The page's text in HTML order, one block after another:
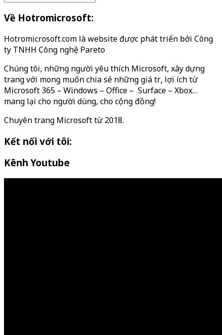
Về Hotromicrosoft:
Hotromicrosoft.com là website được phát triển bởi Công
ty TNHH Công nghệ Pareto
Chúng tôi, những người yêu thích Microsoft, xây dựng
trang với mong muốn chia sẻ những giá trị, lợi ích từ
Microsoft 365 – Windows – Office – Surface – Xbox…
mang lại cho người dùng, cho cộng đồng!
Chuyên trang Microsoft từ 2018.
Kết nối với tôi:
Kênh Youtube